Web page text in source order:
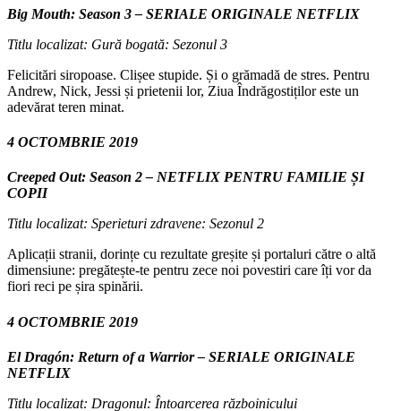
Big Mouth: Season 3 – SERIALE ORIGINALE NETFLIX
Titlu localizat: Gură bogată: Sezonul 3
Felicitări siropoase. Clișee stupide. Și o grămadă de stres. Pentru
Andrew, Nick, Jessi și prietenii lor, Ziua Îndrăgostiților este un
adevărat teren minat.
4 OCTOMBRIE 2019
Creeped Out: Season 2 – NETFLIX PENTRU FAMILIE ȘI
COPII
Titlu localizat: Sperieturi zdravene: Sezonul 2
Aplicații stranii, dorințe cu rezultate greșite și portaluri către o altă
dimensiune: pregătește-te pentru zece noi povestiri care îți vor da
fiori reci pe șira spinării.
4 OCTOMBRIE 2019
El Dragón: Return of a Warrior – SERIALE ORIGINALE
NETFLIX
Titlu localizat: Dragonul: Întoarcerea războinicului